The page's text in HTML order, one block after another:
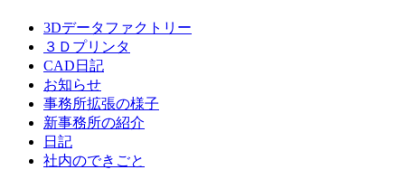
3Dデータファクトリー
３Ｄプリンタ
CAD日記
お知らせ
事務所拡張の様子
新事務所の紹介
日記
社内のできごと